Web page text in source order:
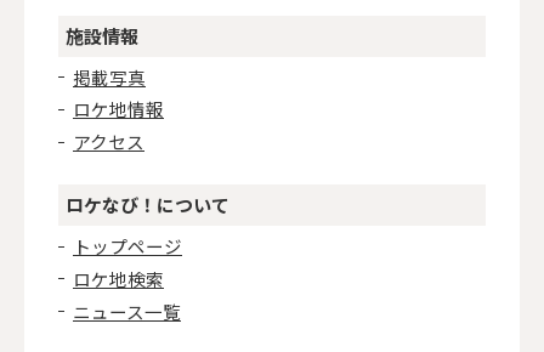
施設情報
掲載写真
ロケ地情報
アクセス
ロケなび！について
トップページ
ロケ地検索
ニュース一覧